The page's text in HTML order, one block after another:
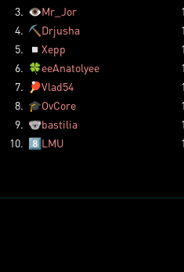
3. 👁️Mr_Jor
4. ⛏️ Drjusha
5.
◽ Xepp
6. 🍀eeAnatolyee
7.
🏓Vlad54
8. 🎓OvCore
9. 🐨bastilia
10. 8️⃣LMU